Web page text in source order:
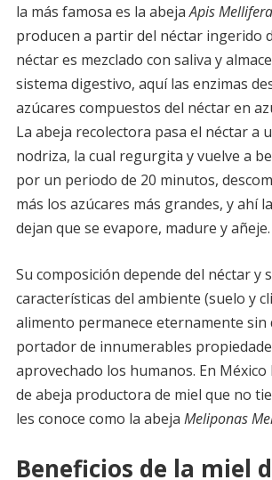
la más famosa es la abejaApis Mellifera
producen a partir del néctar ingerido
néctar es mezclado con saliva y
sistema digestivo, aquí las enzimas
azúcares compuestos del néctar en
La abeja recolectora pasa el néctar a
nodriza, la cual regurgita y vuelve a
por un periodo de 20 minutos,
más los azúcares más grandes, y ahí
dejan que se evapore, madure y añeje.
Su composición depende del néctar y
características del ambiente (suelo y
alimento permanece eternamente sin
portador de innumerables
aprovechado los humanos. En México
de abeja productora de miel que no
les conoce como la abeja Meliponas
Beneficios de la miel